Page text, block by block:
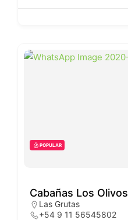
POPULAR
Cabañas Los Olivos
Las Grutas
+54 9 11 56545802